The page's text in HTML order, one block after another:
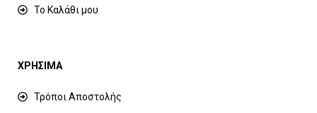
Το Καλάθι μου
ΧΡΗΣΙΜΑ
Τρόποι Αποστολής